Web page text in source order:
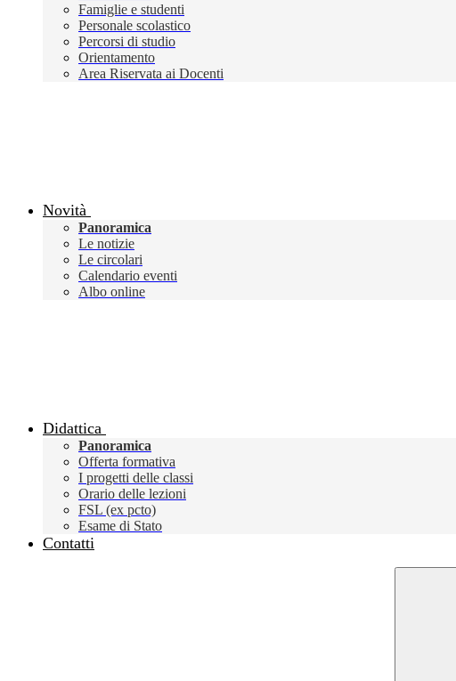
Famiglie e studenti
Personale scolastico
Percorsi di studio
Orientamento
Area Riservata ai Docenti
Novità
Panoramica
Le notizie
Le circolari
Calendario eventi
Albo online
Didattica
Panoramica
Offerta formativa
I progetti delle classi
Orario delle lezioni
FSL (ex pcto)
Esame di Stato
Contatti